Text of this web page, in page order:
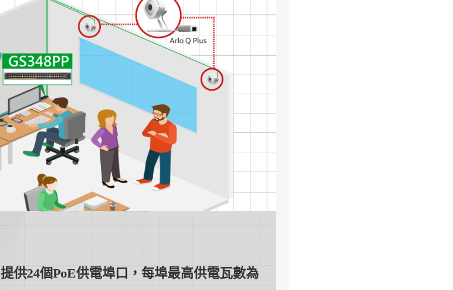
提供24個PoE供電埠口，每埠最高供電瓦數為